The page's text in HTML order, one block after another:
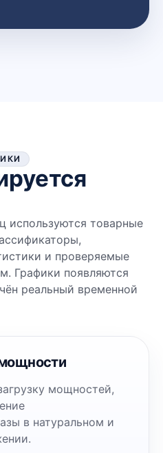
используются товарные
и проверяемые
Графики появляются
реальный временной
мощностей,
в натуральном и